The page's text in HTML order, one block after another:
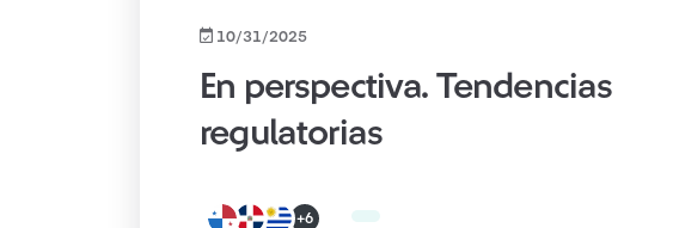
10/31/2025
En perspectiva. Tendencias
regulatorias
+6